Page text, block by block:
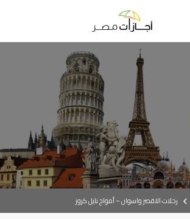
رحلات الاقصر واسوان – أمواج نايل كروز